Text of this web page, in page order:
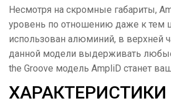
Несмотря на скромные габариты,
уровень по отношению даже к тем
использован алюминий, в верхней
данной модели выдерживать любые
the Groove модель AmpliD станет
ХАРАКТЕРИСТИКИ